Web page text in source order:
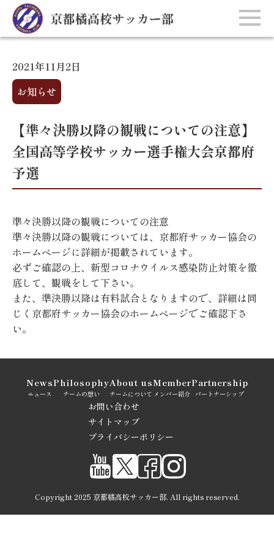
2021年11月2日
お知らせ
【準々決勝以降の観戦についての注意】
全国高等学校サッカー選手権大会京都府
予選
準々決勝以降の観戦についての注意
準々決勝以降の観戦については、京都府サッカー協会の
ホームページに詳細が掲載されています。
必ずご確認の上、新型コロナウイルス感染防止対策を徹
底して、観戦をして下さい。
また、準決勝以降は有料試合となりますので、詳細は同
じく京都府サッカー協会のホームページでご確認下さ
い。
ニュース
News
チームの想い
Philosophy
チームについて
About us
メンバー紹介
Member
パートナーシップ
Partnership
お問い合わせ
サイトマップ
プライバシーポリシー
Copyright 2025 京都橘高校サッカー部. All rights reserved.